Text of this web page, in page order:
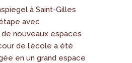
à Saint-Gilles
avec
de nouveaux espaces
de l’école a été
en un grand espace